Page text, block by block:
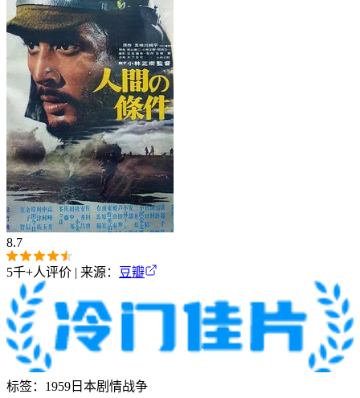
8.7
5千+人评价 | 来源： 豆瓣
标签： 1959 日本剧情战争